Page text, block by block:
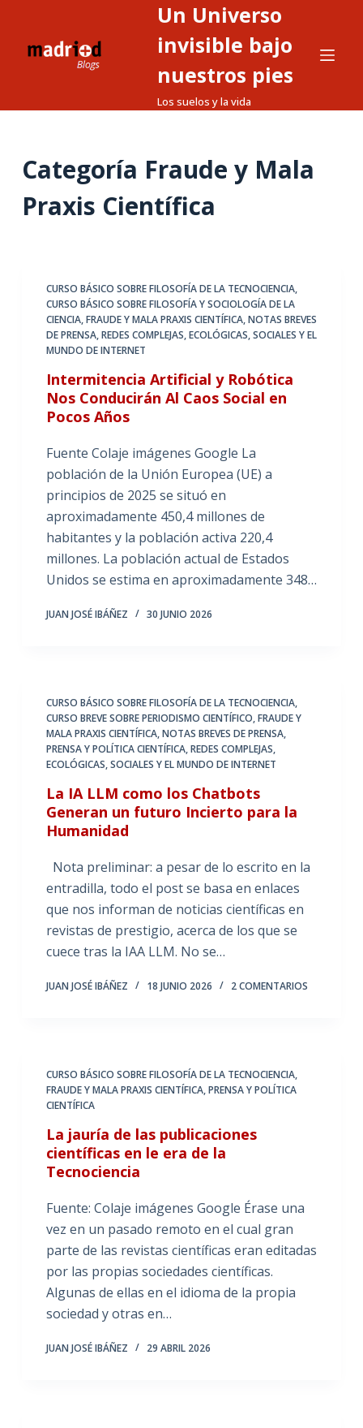
Un Universo
invisible bajo
nuestros pies
Los suelos y la vida
Categoría Fraude y Mala
Praxis Científica
CURSO BÁSICO SOBRE FILOSOFÍA DE LA TECNOCIENCIA,
CURSO BÁSICO SOBRE FILOSOFÍA Y SOCIOLOGÍA DE LA
CIENCIA,FRAUDE Y MALA PRAXIS CIENTÍFICA,NOTAS BREVES
DE PRENSA,REDES COMPLEJAS, ECOLÓGICAS, SOCIALES Y EL
MUNDO DE INTERNET
Intermitencia Artificial y Robótica
Nos Conducirán Al Caos Social en
Pocos Años
Fuente Colaje imágenes Google La
población de la Unión Europea (UE) a
principios de 2025 se situó en
aproximadamente 450,4 millones de
habitantes y la población activa 220,4
millones. La población actual de Estados
Unidos se estima en aproximadamente 348…
JUAN JOSÉ IBÁÑEZ 30 JUNIO 2026
CURSO BÁSICO SOBRE FILOSOFÍA DE LA TECNOCIENCIA,
CURSO BREVE SOBRE PERIODISMO CIENTÍFICO,FRAUDE Y
MALA PRAXIS CIENTÍFICA,NOTAS BREVES DE PRENSA,
PRENSA Y POLÍTICA CIENTÍFICA,REDES COMPLEJAS,
ECOLÓGICAS, SOCIALES Y EL MUNDO DE INTERNET
La IA LLM como los Chatbots
Generan un futuro Incierto para la
Humanidad
Nota preliminar: a pesar de lo escrito en la
entradilla, todo el post se basa en enlaces
que nos informan de noticias científicas en
revistas de prestigio, acerca de los que se
cuece tras la IAA LLM. No se…
JUAN JOSÉ IBÁÑEZ 18 JUNIO 2026 2 COMENTARIOS
CURSO BÁSICO SOBRE FILOSOFÍA DE LA TECNOCIENCIA,
FRAUDE Y MALA PRAXIS CIENTÍFICA,PRENSA Y POLÍTICA
CIENTÍFICA
La jauría de las publicaciones
científicas en le era de la
Tecnociencia
Fuente: Colaje imágenes Google Érase una
vez en un pasado remoto en el cual gran
parte de las revistas científicas eran editadas
por las propias sociedades científicas.
Algunas de ellas en el idioma de la propia
sociedad y otras en…
JUAN JOSÉ IBÁÑEZ 29 ABRIL 2026